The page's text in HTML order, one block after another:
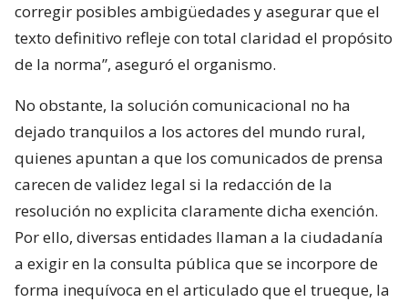
corregir posibles ambigüedades y asegurar que el
texto definitivo refleje con total claridad el propósito
de la norma”, aseguró el organismo.
No obstante, la solución comunicacional no ha
dejado tranquilos a los actores del mundo rural,
quienes apuntan a que los comunicados de prensa
carecen de validez legal si la redacción de la
resolución no explicita claramente dicha exención.
Por ello, diversas entidades llaman a la ciudadanía
a exigir en la consulta pública que se incorpore de
forma inequívoca en el articulado que el trueque, la